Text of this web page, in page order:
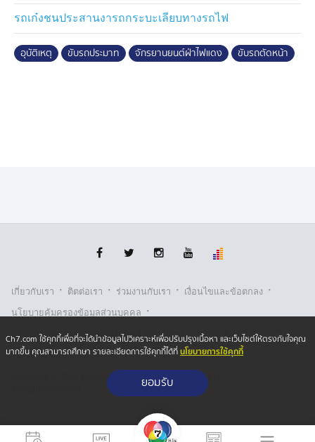
รถเก๋งชนประสานงารถกระบะเลียบทางรถไฟ
อุบัติเหตุ ขับรถประมาท จักรยานยนต์ฝ่าไฟแดง ขับรถตัดหน้า
เกี่ยวกับเรา · ติตต่อเรา · ร่วมงานกับเรา · เงื่อนไขและข้อตกลง ·
นโยบายคุ้มครองข้อมูลส่วนบุคคล ·
นโยบายคุ้มครองข้อมูลส่วนบุคคล (ออนไลน์) · นโยบายคุกกี้ ·
รับเรื่องร้องเรียน
Copyright © 2026 Bangkok Broadcasting & T.V. Co.,Ltd.
Ch7.com ใช้คุกกี้เพื่อที่จะได้นำข้อมูลไปวิเคราะห์เพื่อปรับปรุงเนื้อหา และเว็บไซต์ให้ตรงกับใจคุณ
มากขึ้น คุณสามารถศึกษา รายละเอียดการใช้คุกกี้ได้ที่นโยบายการใช้คุกกี้
ยอมรับ